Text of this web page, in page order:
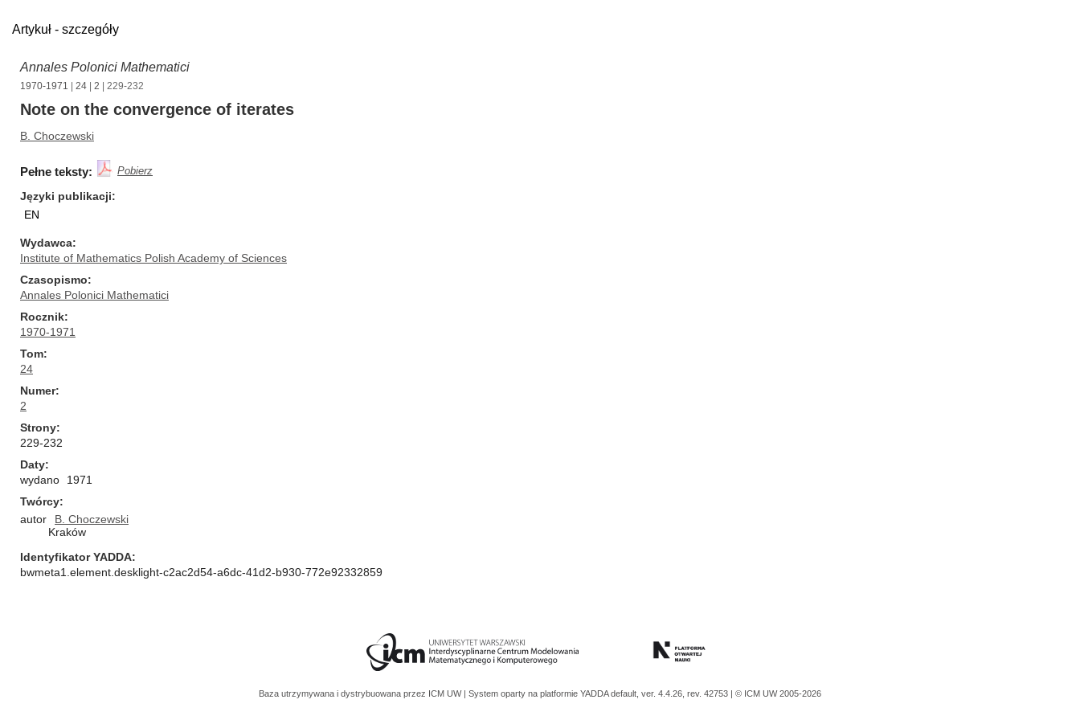
Artykuł - szczegóły
Annales Polonici Mathematici
1970-1971 24 2 | 229-232
Note on the convergence of iterates
B. Choczewski
Pełne teksty: Pobierz
Języki publikacji
EN
Wydawca
Institute of Mathematics Polish Academy of Sciences
Czasopismo
Annales Polonici Mathematici
Rocznik
1970-1971
Tom
24
Numer
2
Strony
229-232
Daty
wydano
1971
Twórcy
autor
B. Choczewski
Kraków
Identyfikator YADDA
bwmeta1.element.desklight-c2ac2d54-a6dc-41d2-b930-772e92332859
Baza utrzymywana i dystrybuowana przez ICM UW | System oparty na platformie YADDAdefault, ver. 4.4.26, rev. 42753 | © ICM UW 2005-2026